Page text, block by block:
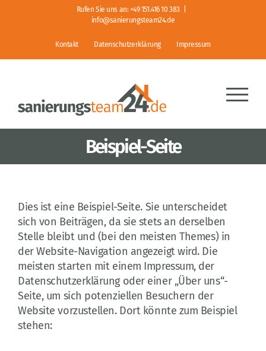
Rufen Sie uns an:+49 151.416 10 383
info@sanierungsteam24.de
Kontakt Datenschutzerklärung Impressum
Beispiel-Seite
Dies ist eine Beispiel-Seite. Sie unterscheidet
sich von Beiträgen, da sie stets an derselben
Stelle bleibt und (bei den meisten Themes) in
der Website-Navigation angezeigt wird. Die
meisten starten mit einem Impressum, der
Datenschutzerklärung oder einer „Über uns“-
Seite, um sich potenziellen Besuchern der
Website vorzustellen. Dort könnte zum Beispiel
stehen: